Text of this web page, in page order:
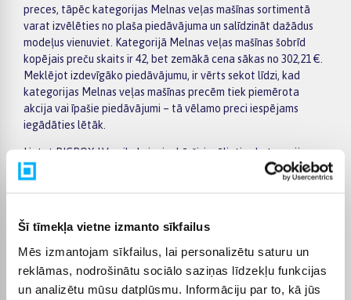
Šī tīmekļa vietne izmanto sīkfailus
Mēs izmantojam sīkfailus, lai personalizētu saturu un
reklāmas, nodrošinātu sociālo saziņas līdzekļu funkcijas
un analizētu mūsu datplūsmu. Informāciju par to, kā jūs
preces, tāpēc kategorijas Melnas veļas mašīnas sortimentā
varat izvēlēties no plaša piedāvājuma un salīdzināt dažādus
modeļus vienuviet. Kategorijā Melnas veļas mašīnas šobrīd
kopējais preču skaits ir 42, bet zemākā cena sākas no 302,21 €.
Meklējot izdevīgāko piedāvājumu, ir vērts sekot līdzi, kad
kategorijas Melnas veļas mašīnas precēm tiek piemērota
akcija vai īpašie piedāvājumi – tā vēlamo preci iespējams
iegādāties lētāk.
Lietot BIGBOX.LV veikalu ir vienkārši: izvēlieties kategoriju
Melnas veļas mašīnas, izmantojiet kreisajā pusē esošos filtrus
pēc ražotāja, cenas, preču īpašībām vai citiem svarīgiem
piemērotāko variantu. Preču sarakstā un konkrētās preces
lapā ir pieejama svarīgākā informācija, tāpēc varat ātri
novērtēt tehniskos datus, piegādes termiņu un pirkuma
nosacījumus. Tas ļauj ērti iepirkties internetā, nesteidzīgi
salīdzinot dažādus kategorijā Melnas veļas mašīnas pieejamos